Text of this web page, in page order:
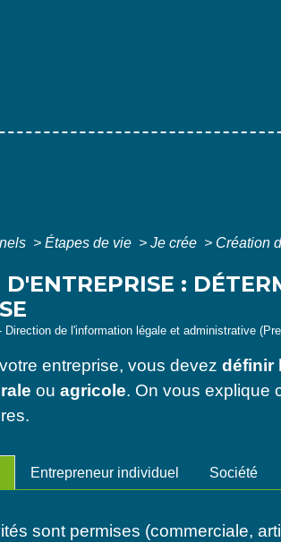
> Étapes de vie > Je crée > Création
D'ENTREPRISE :
Direction de l'information légale et administrative
entreprise, vous devez définir
ou agricole. On vous explique
Entrepreneur individuel Société
sont permises (commerciale,